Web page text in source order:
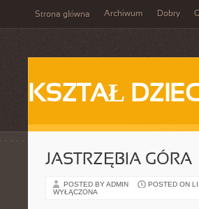
Strona główna Archiwum Dobry
KSZTAŁ
JASTRZĘBIA GÓRA
POSTED BY ADMIN POSTED ON
WYŁĄCZONA